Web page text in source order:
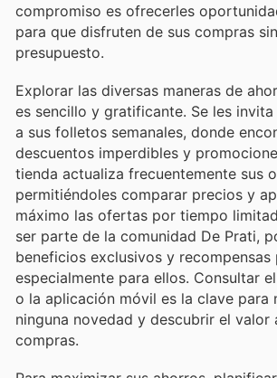
compromiso es ofrecerles
para que disfruten de sus compras
presupuesto.
Explorar las diversas maneras de
es sencillo y gratificante. Se les
a sus folletos semanales, donde
descuentos imperdibles y
tienda actualiza frecuentemente sus
permitiéndoles comparar precios y
máximo las ofertas por tiempo
ser parte de la comunidad De Prati,
beneficios exclusivos y recompensas
especialmente para ellos. Consultar
o la aplicación móvil es la clave para
ninguna novedad y descubrir el valor
compras.